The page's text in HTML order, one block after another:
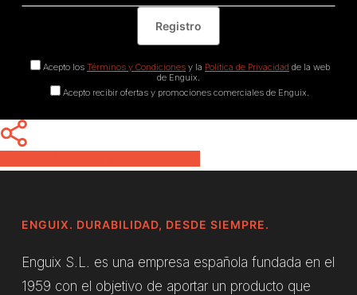
Acepto los Términos y Condicionesy la Política de Privacidad de la web
de Enguix.
Acepto recibir ofertas y promociones comerciales de Enguix.
ENGUIX. DURABILIDAD, DESDE SIEMPRE.
Enguix S.L. es una empresa española fundada en el
1959 con el objetivo de aportar un producto que